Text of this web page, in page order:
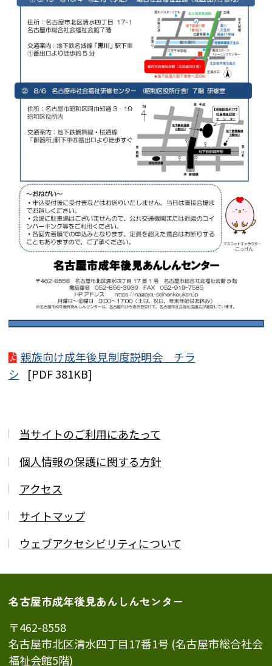
親族向け成年後見制度説明会 チラ
シ
[PDF 381KB]
当サイトのご利用にあたって
個人情報の保護に関する方針
アクセス
サイトマップ
ウェブアクセシビリティについて
名古屋市成年後見あんしんセンター
〒462-8558
名古屋市北区清水四丁目17番1号 (名古屋市総合社会
福祉会館5階)